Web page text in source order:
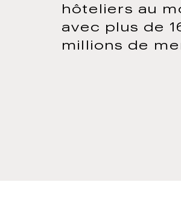
hôteliers au
avec plus de
millions de